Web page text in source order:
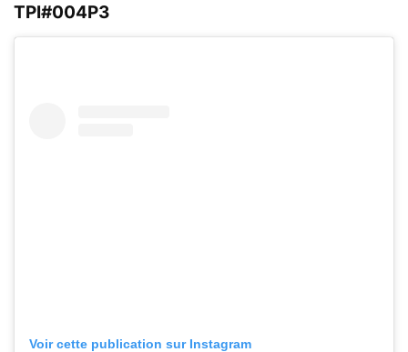
TPI#004P3
Voir cette publication sur Instagram